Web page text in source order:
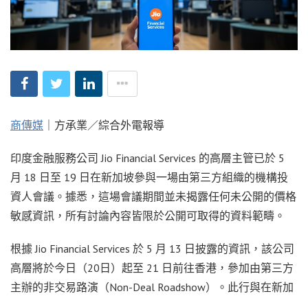
商傳媒 ｜方承業／綜合外電報導
印度金融服務公司 Jio Financial Services 的高層主管已於 5
月 18 日至 19 日在新加坡參與一場由第三方組織的機構投
資人會議。據悉，這場會議期間並未揭露任何未公開的價格
敏感資訊，所有討論內容皆限於公開可取得的資料範疇。
根據 Jio Financial Services 於 5 月 13 日披露的資訊，該公司
高層將於今日（20日）起至 21 日前往香港，參加由第三方
主辦的非交易路演（Non-Deal Roadshow）。此行與在新加